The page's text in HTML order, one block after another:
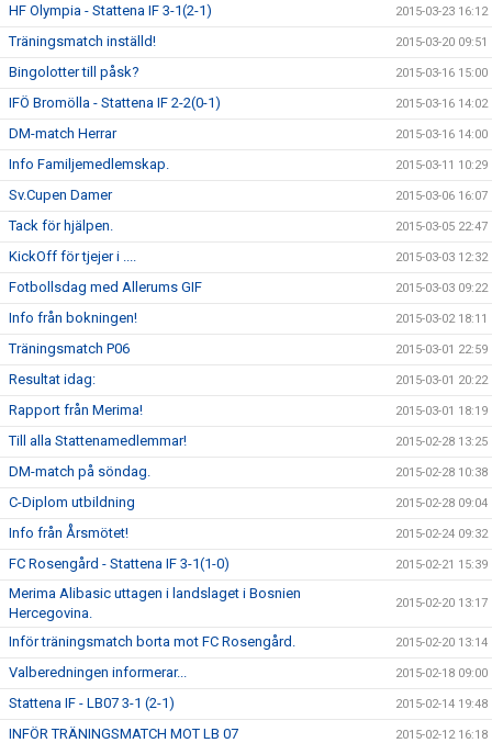
HF Olympia - Stattena IF 3-1(2-1) 2015-03-23 16:12
Träningsmatch inställd! 2015-03-20 09:51
Bingolotter till påsk? 2015-03-16 15:00
IFÖ Bromölla - Stattena IF 2-2(0-1) 2015-03-16 14:02
DM-match Herrar 2015-03-16 14:00
Info Familjemedlemskap. 2015-03-11 10:29
Sv.Cupen Damer 2015-03-06 16:07
Tack för hjälpen. 2015-03-05 22:47
KickOff för tjejer i .... 2015-03-03 12:32
Fotbollsdag med Allerums GIF 2015-03-03 09:22
Info från bokningen! 2015-03-02 18:11
Träningsmatch P06 2015-03-01 22:59
Resultat idag: 2015-03-01 20:22
Rapport från Merima! 2015-03-01 18:19
Till alla Stattenamedlemmar! 2015-02-28 13:25
DM-match på söndag. 2015-02-28 10:38
C-Diplom utbildning 2015-02-28 09:04
Info från Årsmötet! 2015-02-24 09:32
FC Rosengård - Stattena IF 3-1(1-0) 2015-02-21 15:39
Merima Alibasic uttagen i landslaget i Bosnien
Hercegovina.
2015-02-20 13:17
Inför träningsmatch borta mot FC Rosengård. 2015-02-20 13:14
Valberedningen informerar... 2015-02-18 09:00
Stattena IF - LB07 3-1 (2-1) 2015-02-14 19:48
INFÖR TRÄNINGSMATCH MOT LB 07 2015-02-12 16:18